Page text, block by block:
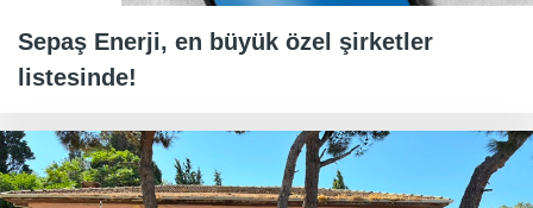
Sepaş Enerji, en büyük özel şirketler
listesinde!